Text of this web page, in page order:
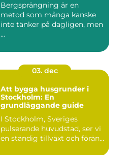
Bergsprängning är en
metod som många kanske
inte tänker på dagligen, men
...
03. dec
Att bygga husgrunder i
Stockholm: En
grundläggande guide
I Stockholm, Sveriges
pulserande huvudstad, ser vi
en ständig tillväxt och förän...